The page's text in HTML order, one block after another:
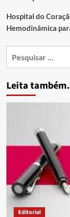
Hospital do
Hemodinâmica
Leita
Editorial